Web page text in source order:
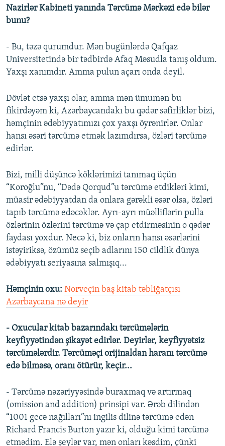
Nazirlər Kabineti yanında Tərcümə Mərkəzi edə bilər
bunu?
- Bu, təzə qurumdur. Mən bugünlərdə Qafqaz
Universitetində bir tədbirdə Afaq Məsudla tanış oldum.
Yaxşı xanımdır. Amma pulun açarı onda deyil.
Dövlət etsə yaxşı olar, amma mən ümumən bu
fikirdəyəm ki, Azərbaycandakı bu qədər səfirliklər bizi,
həmçinin ədəbiyyatımızı çox yaxşı öyrənirlər. Onlar
hansı əsəri tərcümə etmək lazımdırsa, özləri tərcümə
edirlər.
Bizi, milli düşüncə köklərimizi tanımaq üçün
“Koroğlu”nu, “Dədə Qorqud”u tərcümə etdikləri kimi,
müasir ədəbiyyatdan da onlara gərəkli əsər olsa, özləri
tapıb tərcümə edəcəklər. Ayrı-ayrı müəlliflərin pulla
özlərinin özlərini tərcümə və çap etdirməsinin o qədər
faydası yoxdur. Necə ki, biz onların hansı əsərlərini
istəyiriksə, özümüz seçib adlarını 150 cildlik dünya
ədəbiyyatı seriyasına salmışıq...
Həmçinin oxu: Norveçin baş kitab təbliğatçısı
Azərbaycana nə deyir
- Oxucular kitab bazarındakı tərcümələrin
keyfiyyətindən şikayət edirlər. Deyirlər, keyfiyyətsiz
tərcümələrdir. Tərcüməçi orijinaldan haranı tərcümə
edə bilməsə, oranı ötürür, keçir...
- Tərcümə nəzəriyyəsində buraxmaq və artırmaq
(omission and addition) prinsipi var. Ərəb dilindən
“1001 gecə nağılları”nı ingilis dilinə tərcümə edən
Richard Francis Burton yazır ki, olduğu kimi tərcümə
etmədim. Elə şeylər var, mən onları kəsdim, çünki